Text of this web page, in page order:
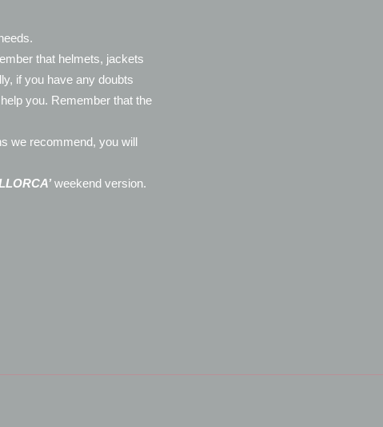
that helmets, jackets
if you have any doubts
you. Remember that the
we recommend, you will
weekend version.